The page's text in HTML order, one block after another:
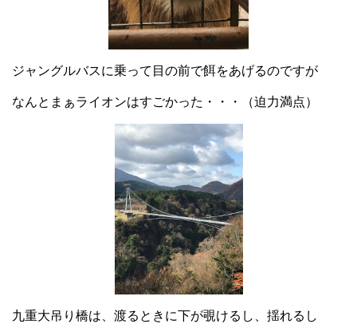
ジャングルバスに乗って目の前で餌をあげるのですが
なんとまぁライオンはすごかった・・・（迫力満点）
九重大吊り橋は、渡るときに下が覗けるし、揺れるし